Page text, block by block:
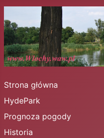
Strona główna
HydePark
Prognoza pogody
Historia